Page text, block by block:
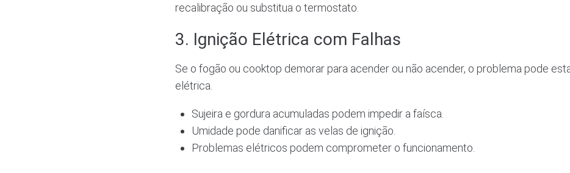
recalibração ou substitua o termostato.
3. Ignição Elétrica com Falhas
Se o fogão ou cooktop demorar para acender ou não acender, o problema pode
elétrica.
Sujeira e gordura acumuladas podem impedir a faísca.
Umidade pode danificar as velas de ignição.
Problemas elétricos podem comprometer o funcionamento.